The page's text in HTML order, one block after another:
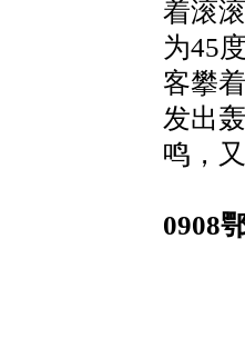
着滚
为45
客攀
发出
鸣，
0908